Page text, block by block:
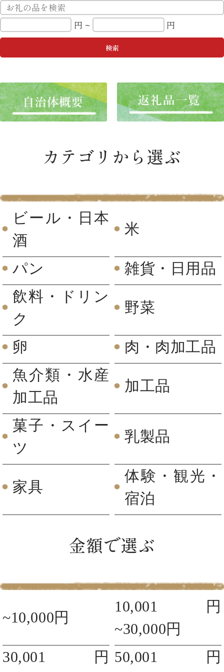
円 ~ 円
カテゴリから選ぶ
ビール・日本
酒
米
パン
雑貨・日用品
飲料・ドリン
ク
野菜
卵
肉・肉加工品
魚介類・水産
加工品
加工品
菓子・スイー
ツ
乳製品
家具
体験・観光・
宿泊
金額で選ぶ
~10,000円
10,001円
~30,000円
30,001円 50,001円